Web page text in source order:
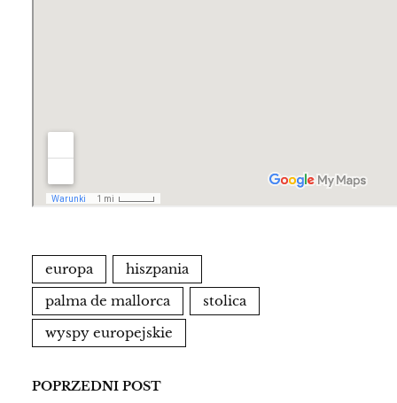
europa
hiszpania
palma de mallorca
stolica
wyspy europejskie
POPRZEDNI POST